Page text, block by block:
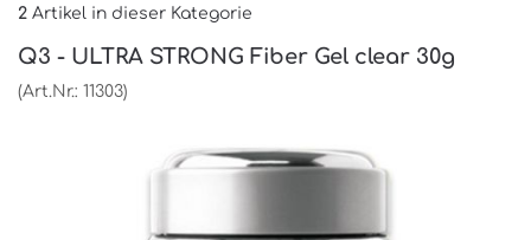
2 Artikel in dieser Kategorie
Q3 - ULTRA STRONG Fiber Gel clear 30g
(Art.Nr.: 11303)